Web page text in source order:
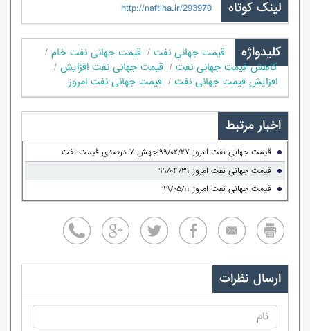
لینک کوتاه http://naftiha.ir/293970
کلیدواژه قیمت جهانی نفت
قیمت جهانی نفت خام
کاهش قیمت جهانی نفت
قیمت جهانی نفت افزایش
افزایش قیمت جهانی نفت
قیمت جهانی نفت امروز
اخبار مرتبط
قیمت جهانی نفت امروز ۹۹/۰۲/۲۷|جهش ۷ درصدی قیمت نفت
قیمت جهانی نفت امروز ۹۹/۰۴/۳۱
قیمت جهانی نفت امروز ۹۹/۰۵/۱۱
ارسال نظرات